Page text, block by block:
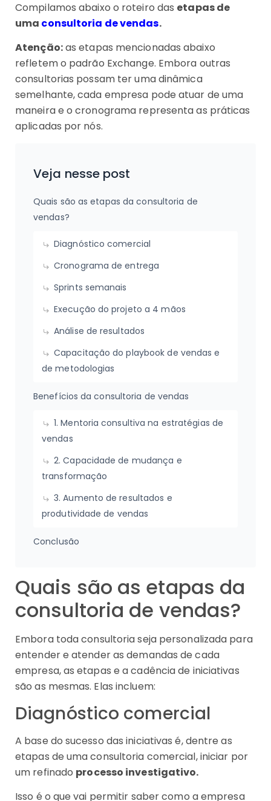
Compilamos abaixo o roteiro das etapas de
uma consultoria de vendas.
Atenção:as etapas mencionadas abaixo
refletem o padrão Exchange. Embora outras
consultorias possam ter uma dinâmica
semelhante, cada empresa pode atuar de uma
maneira e o cronograma representa as práticas
aplicadas por nós.
Veja nesse post
Quais são as etapas da consultoria de
vendas?
Diagnóstico comercial
Cronograma de entrega
Sprints semanais
Execução do projeto a 4 mãos
Análise de resultados
Capacitação do playbook de vendas e
de metodologias
Benefícios da consultoria de vendas
1. Mentoria consultiva na estratégias de
vendas
2. Capacidade de mudança e
transformação
3. Aumento de resultados e
produtividade de vendas
Conclusão
Quais são as etapas da
consultoria de vendas?
Embora toda consultoria seja personalizada para
entender e atender as demandas de cada
empresa, as etapas e a cadência de iniciativas
são as mesmas. Elas incluem:
Diagnóstico comercial
A base do sucesso das iniciativas é, dentre as
etapas de uma consultoria comercial, iniciar por
um refinado processo investigativo.
Isso é o que vai permitir saber como a empresa